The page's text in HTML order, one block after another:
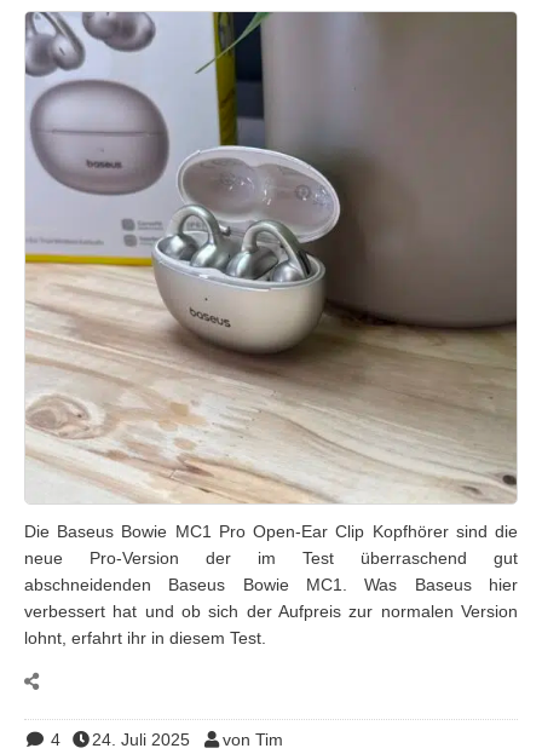
Die Baseus Bowie MC1 Pro Open-Ear Clip Kopfhörer sind die
neue Pro-Version der im Test überraschend gut
abschneidenden Baseus Bowie MC1. Was Baseus hier
verbessert hat und ob sich der Aufpreis zur normalen Version
lohnt, erfahrt ihr in diesem Test.
4 24. Juli 2025 von Tim